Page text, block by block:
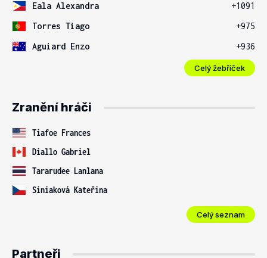
Eala Alexandra
+1091
Torres Tiago
+975
Aguiard Enzo
+936
Celý žebříček
Zranění hráči
Tiafoe Frances
Diallo Gabriel
Tararudee Lanlana
Siniaková Kateřina
Celý seznam
Partneři